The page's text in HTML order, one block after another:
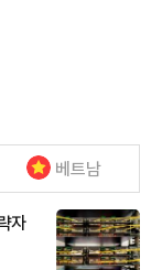
베트남
자